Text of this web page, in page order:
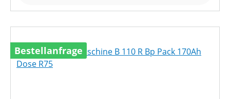
Bestellanfrage